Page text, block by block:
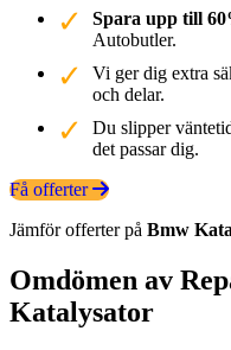
Spara upp till
Autobutler.
Vi ger dig extra
och delar.
Du slipper
det passar dig.
Få offerter
Jämför offerter på Bmw
Omdömen av
Katalysator